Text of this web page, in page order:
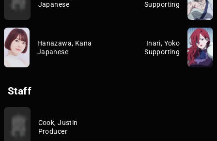
Japanese
Supporting
Hanazawa, Kana
Japanese
Inari, Yoko
Supporting
Staff
Cook, Justin
Producer